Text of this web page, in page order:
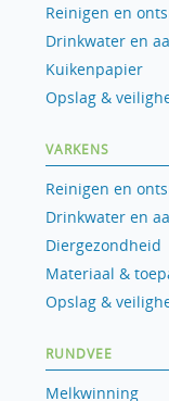
Reinigen en
Drinkwater en
Kuikenpapier
Opslag &
VARKENS
Reinigen en
Drinkwater en
Diergezondheid
Materiaal &
Opslag &
RUNDVEE
Melkwinning